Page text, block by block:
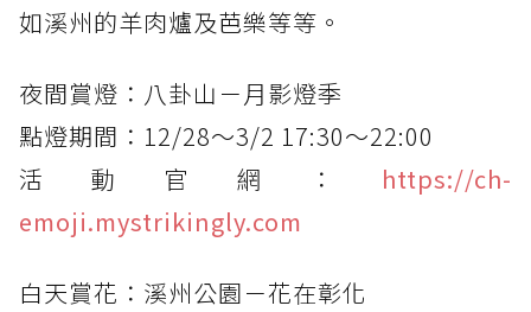
如溪州的羊肉爐及芭樂等等。
夜間賞燈：八卦山－月影燈季
點燈期間：12/28～3/2 17:30～22:00
活動官網： https://ch-
emoji.mystrikingly.com
白天賞花：溪州公園－花在彰化